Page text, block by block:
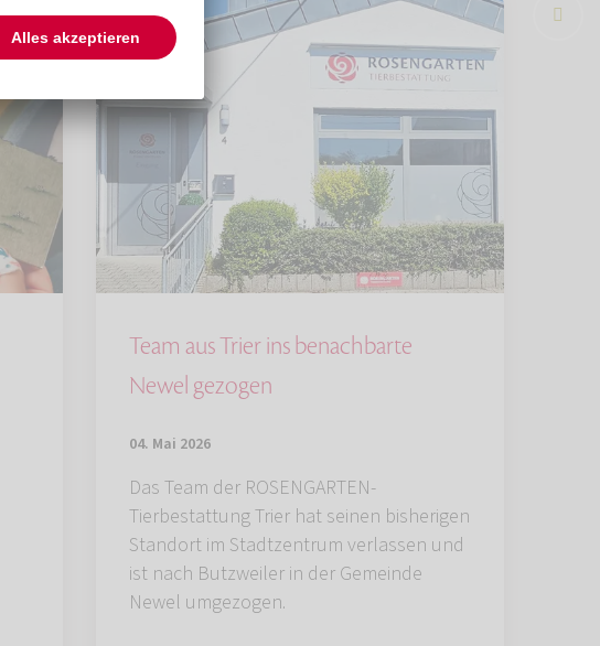
Team aus Trier ins benachbarte
Newel gezogen
04. Mai 2026
Das Team der ROSENGARTEN-
Tierbestattung Trier hat seinen bisherigen
Standort im Stadtzentrum verlassen und
ist nach Butzweiler in der Gemeinde
Newel umgezogen.